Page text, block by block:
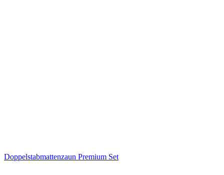
Doppelstabmattenzaun Premium Set